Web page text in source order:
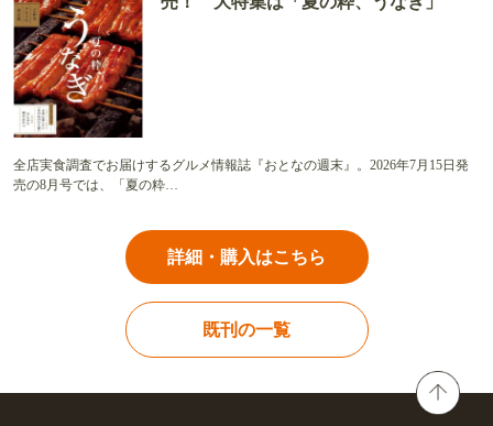
全店実食調査でお届けするグルメ情報誌『おとなの週末』。2026年7月15日発
売の8月号では、「夏の粋…
詳細・購入はこちら
既刊の一覧